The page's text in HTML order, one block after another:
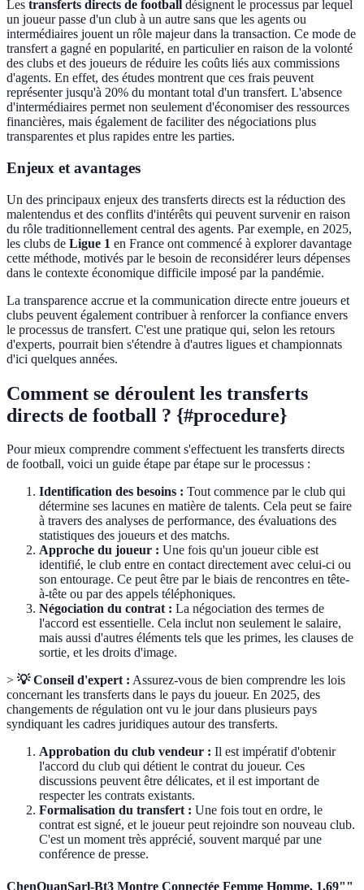
Les transferts directs de football désignent le processus par lequel
un joueur passe d'un club à un autre sans que les agents ou
intermédiaires jouent un rôle majeur dans la transaction. Ce mode de
transfert a gagné en popularité, en particulier en raison de la volonté
des clubs et des joueurs de réduire les coûts liés aux commissions
d'agents. En effet, des études montrent que ces frais peuvent
représenter jusqu'à 20% du montant total d'un transfert. L'absence
d'intermédiaires permet non seulement d'économiser des ressources
financières, mais également de faciliter des négociations plus
transparentes et plus rapides entre les parties.
Enjeux et avantages
Un des principaux enjeux des transferts directs est la réduction des
malentendus et des conflits d'intérêts qui peuvent survenir en raison
du rôle traditionnellement central des agents. Par exemple, en 2025,
les clubs de Ligue 1 en France ont commencé à explorer davantage
cette méthode, motivés par le besoin de reconsidérer leurs dépenses
dans le contexte économique difficile imposé par la pandémie.
La transparence accrue et la communication directe entre joueurs et
clubs peuvent également contribuer à renforcer la confiance envers
le processus de transfert. C'est une pratique qui, selon les retours
d'experts, pourrait bien s'étendre à d'autres ligues et championnats
d'ici quelques années.
Comment se déroulent les transferts
directs de football ? {#procedure}
Pour mieux comprendre comment s'effectuent les transferts directs
de football, voici un guide étape par étape sur le processus :
Identification des besoins : Tout commence par le club qui
détermine ses lacunes en matière de talents. Cela peut se faire
à travers des analyses de performance, des évaluations des
statistiques des joueurs et des matchs.
Approche du joueur : Une fois qu'un joueur cible est
identifié, le club entre en contact directement avec celui-ci ou
son entourage. Ce peut être par le biais de rencontres en tête-
à-tête ou par des appels téléphoniques.
Négociation du contrat : La négociation des termes de
l'accord est essentielle. Cela inclut non seulement le salaire,
mais aussi d'autres éléments tels que les primes, les clauses de
sortie, et les droits d'image.
> 💡 Conseil d'expert : Assurez-vous de bien comprendre les lois
concernant les transferts dans le pays du joueur. En 2025, des
changements de régulation ont vu le jour dans plusieurs pays
syndiquant les cadres juridiques autour des transferts.
Approbation du club vendeur : Il est impératif d'obtenir
l'accord du club qui détient le contrat du joueur. Ces
discussions peuvent être délicates, et il est important de
respecter les contrats existants.
Formalisation du transfert : Une fois tout en ordre, le
contrat est signé, et le joueur peut rejoindre son nouveau club.
C'est un moment très apprécié, souvent marqué par une
conférence de presse.
ChenQuanSarl-Bt3 Montre Connectée Femme Homme, 1.69""